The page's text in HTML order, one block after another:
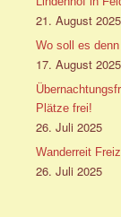
21. August 2025
Wo soll es
17. August 2025
Plätze frei!
26. Juli 2025
Wanderreit
26. Juli 2025